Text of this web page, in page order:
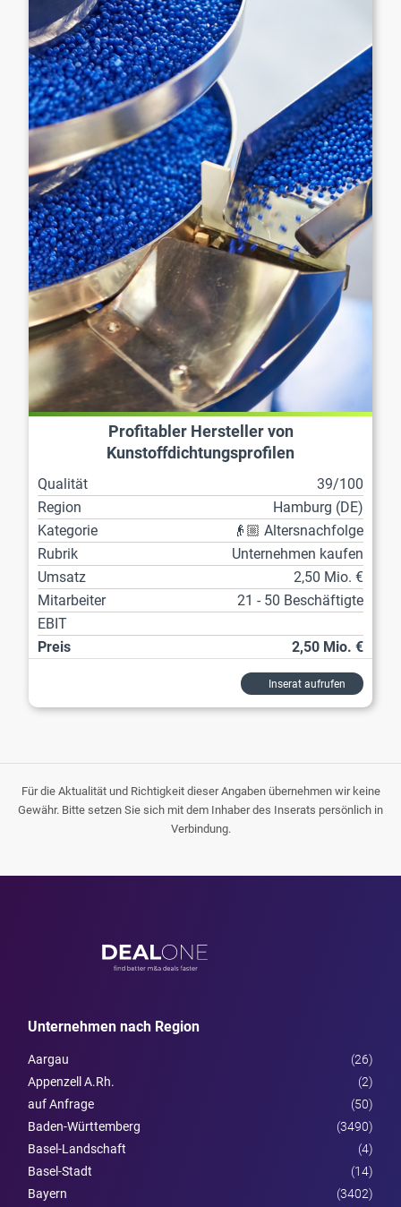
Profitabler Hersteller von
Kunstoffdichtungsprofilen
Qualität
39/100
Region
Hamburg (DE)
Kategorie
👴🏼 Altersnachfolge
Rubrik
Unternehmen kaufen
Umsatz
2,50 Mio. €
Mitarbeiter
21 - 50 Beschäftigte
EBIT
Preis
2,50 Mio. €
Inserat aufrufen
Für die Aktualität und Richtigkeit dieser Angaben übernehmen wir keine
Gewähr. Bitte setzen Sie sich mit dem Inhaber des Inserats persönlich in
Verbindung.
Unternehmen nach Region
Aargau
(26)
Appenzell A.Rh.
(2)
auf Anfrage
(50)
Baden-Württemberg
(3490)
Basel-Landschaft
(4)
Basel-Stadt
(14)
Bayern
(3402)